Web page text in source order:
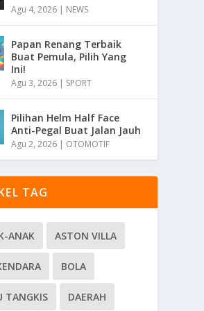
Agu 4, 2026 | NEWS
Papan Renang Terbaik
Buat Pemula, Pilih Yang
Ini!
Agu 3, 2026 | SPORT
Pilihan Helm Half Face
Anti-Pegal Buat Jalan Jauh
Agu 2, 2026 | OTOMOTIF
TAG
ANAK ASTON VILLA
BOLA
TANGKIS DAERAH